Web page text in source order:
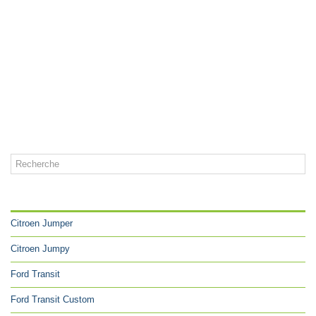
Citroen Jumper
Citroen Jumpy
Ford Transit
Ford Transit Custom